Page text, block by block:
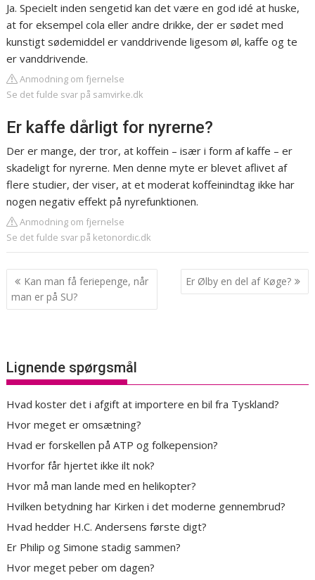
Ja. Specielt inden sengetid kan det være en god idé at huske,
at for eksempel cola eller andre drikke, der er sødet med
kunstigt sødemiddel er vanddrivende ligesom øl, kaffe og te
er vanddrivende.
Anmodning om fjernelse
Se det fulde svar på samvirke.dk
Er kaffe dårligt for nyrerne?
Der er mange, der tror, at koffein – især i form af kaffe – er
skadeligt for nyrerne. Men denne myte er blevet aflivet af
flere studier, der viser, at et moderat koffeinindtag ikke har
nogen negativ effekt på nyrefunktionen.
Anmodning om fjernelse
Se det fulde svar på ketonordic.dk
Indlægsnavigation
Kan man få feriepenge, når
man er på SU?
Er Ølby en del af Køge?
Lignende spørgsmål
Hvad koster det i afgift at importere en bil fra Tyskland?
Hvor meget er omsætning?
Hvad er forskellen på ATP og folkepension?
Hvorfor får hjertet ikke ilt nok?
Hvor må man lande med en helikopter?
Hvilken betydning har Kirken i det moderne gennembrud?
Hvad hedder H.C. Andersens første digt?
Er Philip og Simone stadig sammen?
Hvor meget peber om dagen?